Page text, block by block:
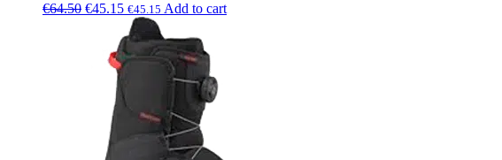
€64.50 €45.15 €45.15 Add to cart